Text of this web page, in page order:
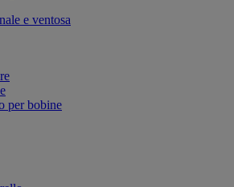
e ventosa
per bobine